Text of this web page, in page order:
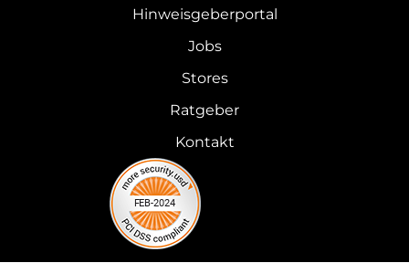
Hinweisgeberportal
Jobs
Stores
Ratgeber
Kontakt